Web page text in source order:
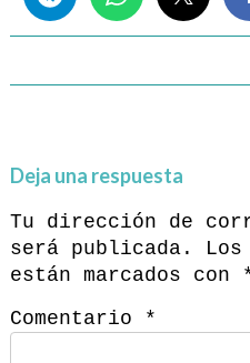
Deja una respuesta
Tu dirección de
será publicada.
están marcados con
Comentario
*